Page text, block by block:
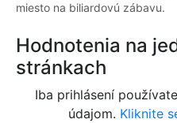
miesto na biliardovú zábavu.
Hodnotenia na
stránkach
Iba prihlásení
údajom. Kliknite